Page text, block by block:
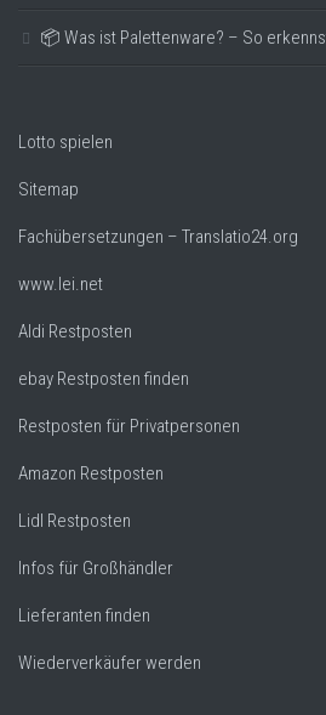
📦 Was ist Palettenware? – So
Lotto spielen
Sitemap
Fachübersetzungen – Translatio24.org
www.lei.net
Aldi Restposten
ebay Restposten finden
Restposten für Privatpersonen
Amazon Restposten
Lidl Restposten
Infos für Großhändler
Lieferanten finden
Wiederverkäufer werden